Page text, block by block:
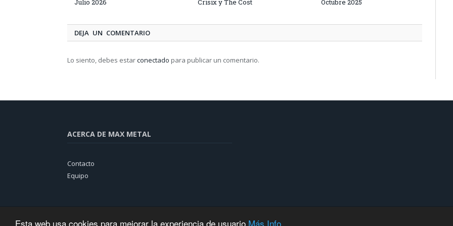
Esta web usa cookies para mejorar la experiencia de usuario Más Info
Julio 2026
Crisix y The Cost
Octubre 2025
DEJA UN COMENTARIO
Lo siento, debes estarconectado para publicar un comentario.
ACERCA DE MAX METAL
Contacto
Equipo